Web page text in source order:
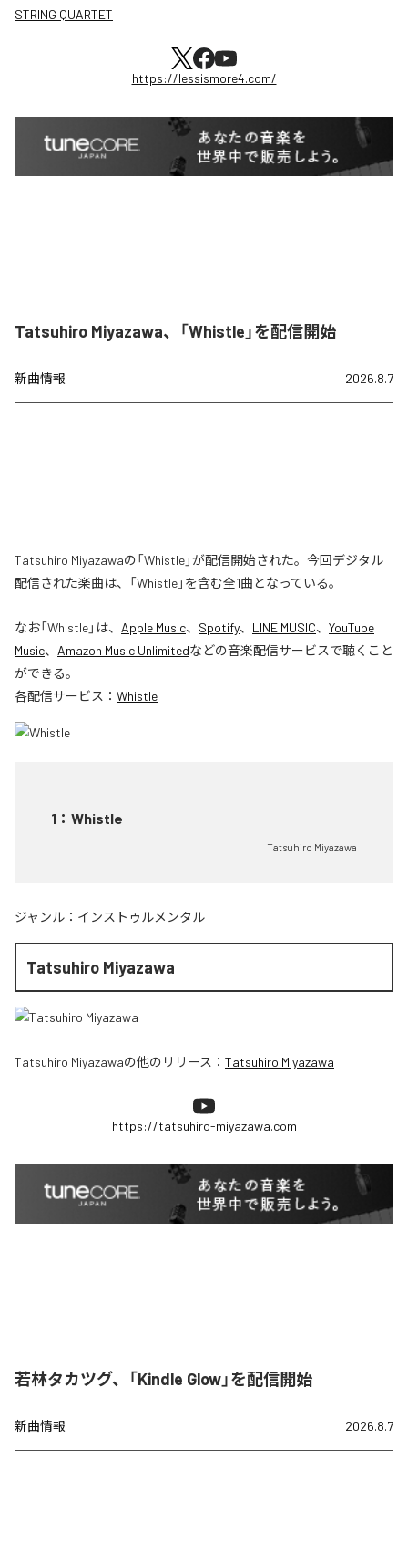
STRING QUARTET
https://lessismore4.com/
Tatsuhiro Miyazawa、「Whistle」を配信開始
新曲情報 2026.8.7
Tatsuhiro Miyazawaの「Whistle」が配信開始された。今回デジタル
配信された楽曲は、「Whistle」を含む全1曲となっている。
なお「Whistle」は、 Apple Music、 Spotify、 LINE MUSIC、 YouTube
Music、 Amazon Music Unlimitedなどの音楽配信サービスで聴くこと
ができる。
各配信サービス： Whistle
1 ： Whistle
Tatsuhiro Miyazawa
ジャンル： インストゥルメンタル
Tatsuhiro Miyazawa
Tatsuhiro Miyazawaの他のリリース： Tatsuhiro Miyazawa
https://tatsuhiro-miyazawa.com
若林タカツグ、「Kindle Glow」を配信開始
新曲情報 2026.8.7